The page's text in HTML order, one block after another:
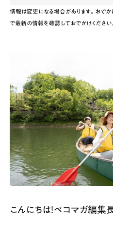
プライバシーポリシー
お問合せ
情報は変更になる場合があります。おで
で最新の情報を確認しておでかけください。
こんにちは！ペコマガ編集